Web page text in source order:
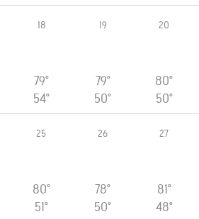
18
79°
54°
19
79°
50°
20
80°
50°
25
80°
51°
26
78°
50°
27
81°
48°